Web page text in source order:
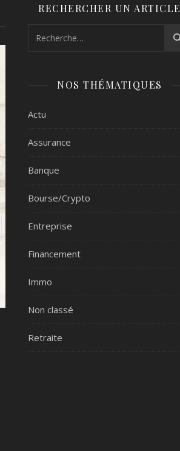
RECHERCHER UN ARTICLE
NOS THÉMATIQUES
Actu
Assurance
Banque
Bourse/Crypto
Entreprise
Financement
Immo
Non classé
Retraite